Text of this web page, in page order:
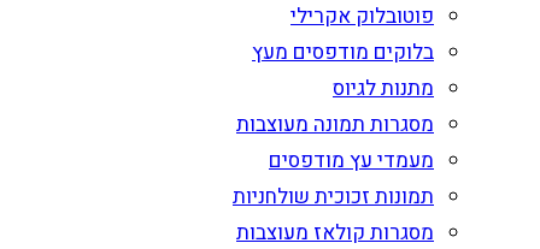
פוטובלוק אקרילי
בלוקים מודפסים מעץ
מתנות לגיוס
מסגרות תמונה מעוצבות
מעמדי עץ מודפסים
תמונות זכוכית שולחניות
מסגרות קולאז מעוצבות